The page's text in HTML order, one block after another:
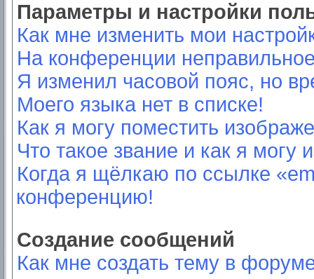
Параметры и настройки
Как мне изменить мои
На конференции
Я изменил часовой пояс, но
Моего языка нет в списке!
Как я могу поместить
Что такое звание и как я могу
Когда я щёлкаю по ссылке
конференцию!
Создание сообщений
Как мне создать тему в